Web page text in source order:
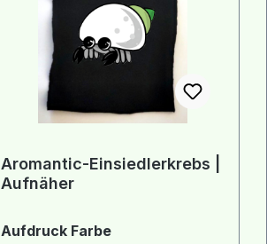
Aromantic-Einsiedlerkrebs |
Aufnäher
Aufdruck Farbeauswählen